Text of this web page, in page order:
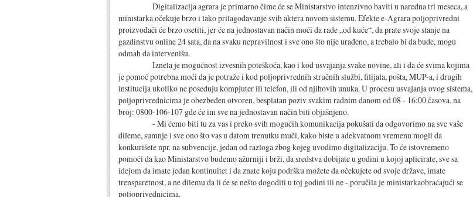
Digitalizacija agrara je primarno čime će se Ministarstvo intenzivno baviti u naredna tri meseca, a
ministarka očekuje brzo i lako prilagođavanje svih aktera novom sistemu. Efekte e-Agrara poljoprivredni
proizvođači će brzo osetiti, jer će na jednostavan način moći da rade „od kuće“, da prate svoje stanje na
gazdinstvu online 24 sata, da na svaku nepravilnost i sve ono što nije urađeno, a trebalo bi da bude, mogu
odmah da intervenišu.
Iznela je mogućnost izvesnih poteškoća, kao i kod usvajanja svake novine, ali i da će svima kojima
je pomoć potrebna moći da je potraže i kod poljoprivrednih stručnih službi, filijala, pošta, MUP-a, i drugih
institucija ukoliko ne poseduju kompjuter ili telefon, ili od njihovih unuka. U procesu usvajanja ovog sistema,
poljoprivrednicima je obezbeđen otvoren, besplatan poziv svakim radnim danom od 08 - 16:00 časova, na
broj: 0800-106-107 gde će im sve na jednostavan način biti objašnjeno.
- Mi ćemo biti tu za vas i preko svih mogućih komunikacija pokušati da odgovorimo na sve vaše
dileme, sumnje i sve ono što vas u datom trenutku muči, kako biste u adekvatnom vremenu mogli da
konkurišete npr. na subvencije, jedan od razloga zbog kojeg uvodimo digitalizaciju. To će istovremeno
pomoći da kao Ministarstvo budemo ažurniji i brži, da sredstva dobijate u godini u kojoj aplicirate, sve sa
idejom da imate jedan kontinuitet i da znate koju podršku možete da očekujete od svoje države, imate
trensparetnost, a ne dilemu da li će se nešto dogoditi u toj godini ili ne - poručila je ministarkaobraćajući se
poljoprivednicima.